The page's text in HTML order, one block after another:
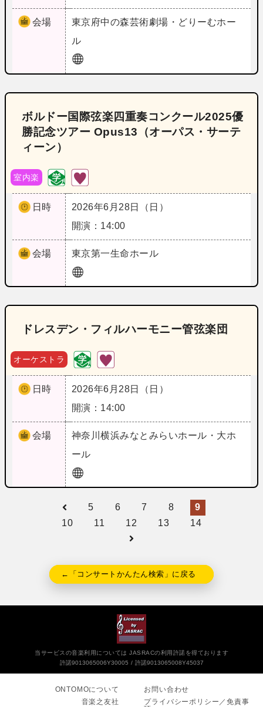
会場 東京府中の森芸術劇場・どりーむホー
ル
ボルドー国際弦楽四重奏コンクール2025優
勝記念ツアー Opus13（オーパス・サーテ
ィーン）
室内楽
日時
2026年6月28日（日）
開演：14:00
会場 東京第一生命ホール
ドレスデン・フィルハーモニー管弦楽団
オーケストラ
日時
2026年6月28日（日）
開演：14:00
会場 神奈川横浜みなとみらいホール・大ホ
ール
5 6 7 8
9
10
11 12 13 14
←「コンサートかんたん検索」に戻る
当サービスの音楽利用については JASRACの利用許諾を得ております
許諾9013065006Y30005
許諾9013065008Y45037
ONTOMOについて
音楽之友社
お問い合わせ
プライバシーポリシー／免責事